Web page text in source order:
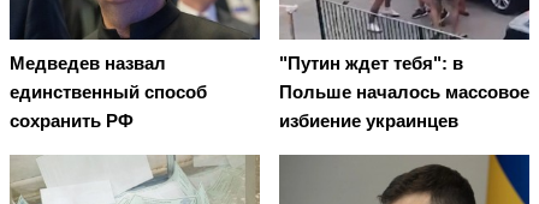
Медведев назвал
единственный способ
сохранить РФ
"Путин ждет тебя": в
Польше началось массовое
избиение украинцев